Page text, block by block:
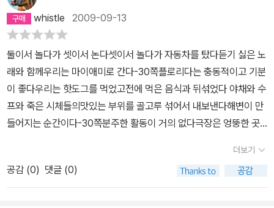
신시nouveau poésie 또는 전위시를 한다는 명목으로 모인 일련의
젊은 시인들. 첫 문장부터 기가 질린다. “다가오는 수요일 어디쯤엔가
연기가 난다.” 수요일은 현재나 과거가 아닌 미래. 다가올 것이기 때
문에. 어디쯤도 아니고 언제쯤, 즉 시간 단위여야 하며, 그래서 연기가
나고 있을 수 없다. 연기가 날지, 나지 않을지 지금은 확인할 수도 없
다. 물론 시인 김언에게 확인할 수 없음, 즉 ‘미확인’은 아무것도 아니
다. 이미 앞의 시 <미확인 물체>에서 비 오는 날에 확인되지 않은 미
아삼거리에서 칼국수를 먹었고, 어제는 확인되지 않은 중국 요리를
먹었는데, 확인되지 않은 중국집 이름은 진짜루이고 확인되지 않은
단무지와 양파와 서비스로 나온 군만두까지 사이좋게 나눠 먹었기 때
whistle 2009-09-13
둘이서 놀다가 셋이서 논다셋이서 놀다가 자동차를 탔다듣기 싫은 노
래와 함께우리는 마이애미로 간다-30쪽플로리다는 충동적이고 기분
이 좋다우리는 핫도그를 먹었고전에 먹은 음식과 뒤섞었다 야채와 수
프와 죽은 시체들의맛있는 부위를 골고루 섞어서 내보낸다해변이 만
들어지는 순간이다-30쪽분주한 활동이 거의 없다극장은 엉뚱한 곳
튀어나오는 것 같다분노가 치밀 때 우리가 찾아가는 곳은손가락이 가
리키는 곳과 무관하다-30쪽어느 사건이든 지어진 순간부터 변한다
번개는 곳곳에서 치지만대개는 어느 한쪽으로 피가 쏠린다도시 전체
더보기
공감 (0) 댓글 (0)